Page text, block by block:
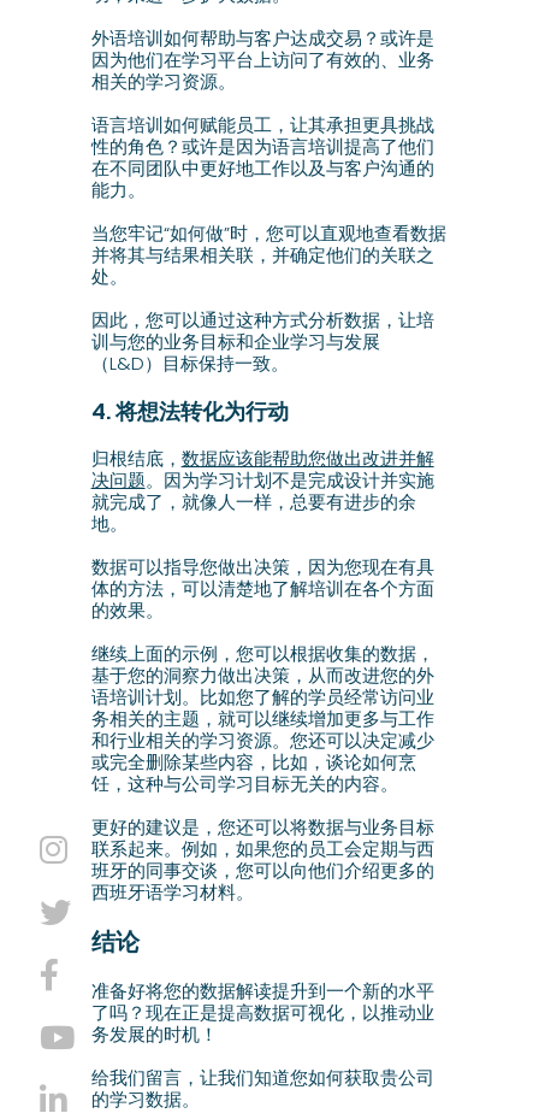
外语培训如何帮助与客户达成交易？或许是
因为他们在学习平台上访问了有效的、业务
相关的学习资源。
语言培训如何​​赋能员工，让其承担更具挑战
性的角色？或许是因为语言培训提高了他们
在不同团队中更好地工作以及与客户沟通的
能力。
当您牢记“如何做”时，您可以直观地查看数据
并将其与结果相关联，并确定他们的关联之
处。
因此，您可以通过这种方式分析数据，让培
训与您的业务目标和企业学习与发展
（L&D）目标保持一致。
4. 将想法转化为行动
归根结底， 数据应该能帮助您做出改进并解
决问题。因为学习计划不是完成设计并实施
就完成了，就像人一样，总要有进步的余
地。
数据可以指导您做出决策，因为您现在有具
体的方法，可以清楚地了解培训在各个方面
的效果。
继续上面的示例，您可以根据收集的数据，
基于您的洞察力做出决策，从而改进您的外
语培训计划。比如您了解的学员经常访问业
务相关的主题，就可以继续增加更多与工作
和行业相关的学习资源。您还可以决定减少
或完全删除某些内容，比如，谈论如何烹
饪，这种与公司学习目标无关的内容。
更好的建议是，您还可以将数据与业务目标
联系起来。例如，如果您的员工会定期与西
班牙的同事交谈，您可以向他们介绍更多的
西班牙语学习材料。
结论
准备好将您的数据解读提升到一个新的水平
了吗？现在正是提高数据可视化，以推动业
务发展的时机！
给我们留言，让我们知道您如何获取贵公司
的学习数据。